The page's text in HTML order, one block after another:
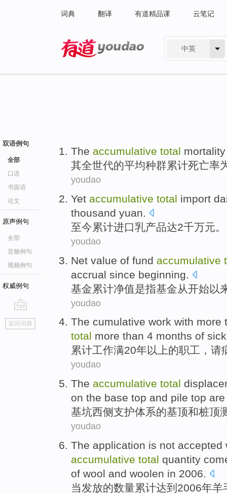
词典 翻译 有道精品课 云笔记
中英
双语例句
全部
口语
书面语
论文
原声例句
全部
音频例句
视频例句
权威例句
go
top
返回词典
The accumulative total mortality
其全世代的平均种群累计死亡率
youdao
Yet accumulative total import
thousand yuan.
至今累计进口乳产品达2千万元。
youdao
Net value of fund accumulative
accrual since beginning
基金累计净值是指基金从开始以
youdao
The cumulative work with more
total more than 4 months of
累计工作满20年以上的职工，请
youdao
The accumulative total
on the base top and pile top
基坑西侧支护体系的基顶和桩顶
youdao
The application is not accepted
accumulative total quantity
of wool and woolen in 2006.
当发放的数量累计达到2006年羊